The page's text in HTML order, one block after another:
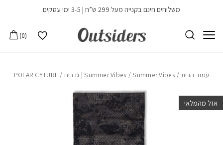
Skip to Contentמשלוחים חינם בקנייה מעל 299 ש”ח | 3-5 ימי עסקים
הרשימה שלי
0
עמוד הבית /
Summer Vibes /Summer Vibes | גברים / POLAR CYTURE
אזל מהמלאי